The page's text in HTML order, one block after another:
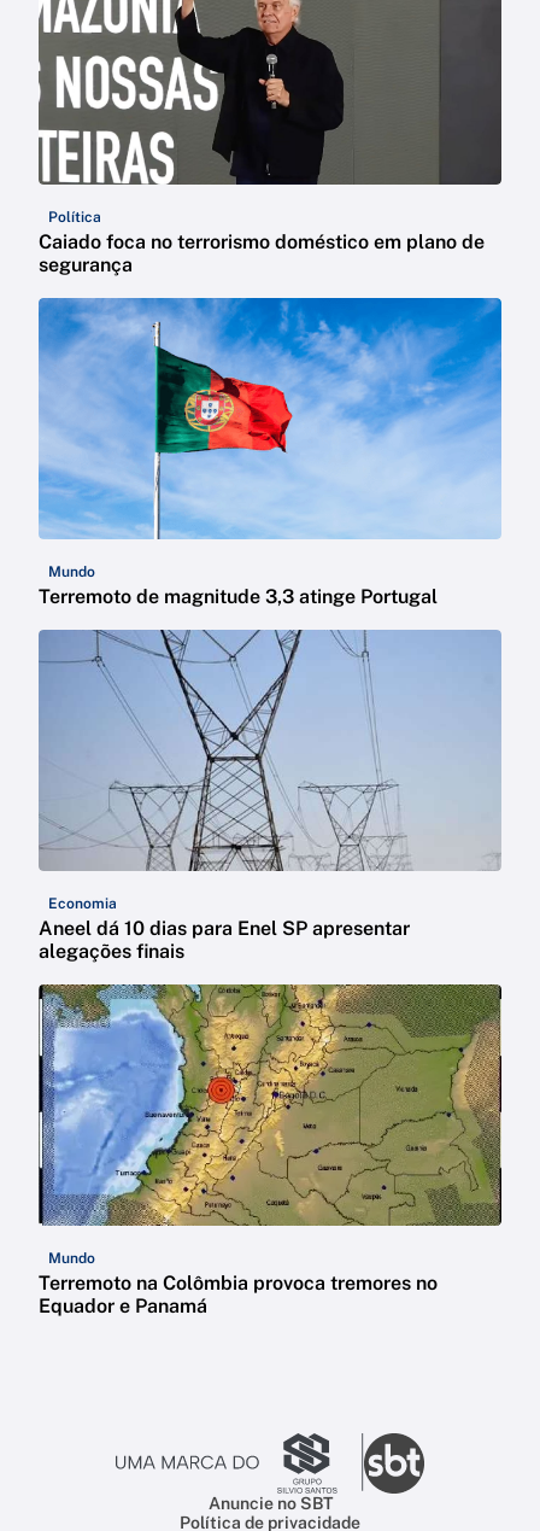
Política
Caiado foca no terrorismo doméstico em plano de
segurança
Mundo
Terremoto de magnitude 3,3 atinge Portugal
Economia
Aneel dá 10 dias para Enel SP apresentar
alegações finais
Mundo
Terremoto na Colômbia provoca tremores no
Equador e Panamá
Anuncie no SBT
Política de privacidade